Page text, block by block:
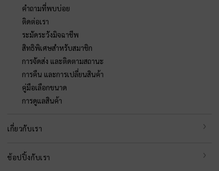
คำถามที่พบบ่อย
ติดต่อเรา
ระมัดระวังมิจฉาชีพ
สิทธิพิเศษสำหรับสมาชิก
การจัดส่ง และติดตามสถานะ
การคืน และการเปลี่ยนสินค้า
คู่มือเลือกขนาด
การดูแลสินค้า
เกี่ยวกับเรา
ช้อปปิ้งกับเรา